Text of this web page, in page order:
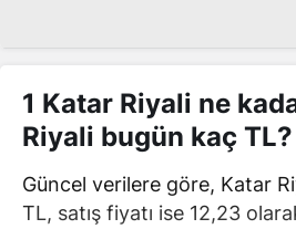
1 Katar Riyali ne
Riyali bugün kaç TL?
Güncel verilere göre, Katar
TL, satış fiyatı ise 12,23